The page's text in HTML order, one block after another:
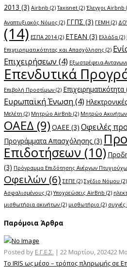
2013 (3) Airbnb (2) Taxisnet (2) Έλεγχοι Airbnb
Αναπτυξιακός Νόμος (2) ΓΓΠΣ (3) ΓΕΜΗ (2)
(14) ΕΣΠΑ 2014 (2) ΕΤΕΑΝ (3) Ελλάδα (2)
Επιχειρηματικότητας και Απασχόλησης (2)
Επιχειρήσεων (4) Εξωστρέφεια-
Επενδυτικά
Επιβολή Προστίμων (2) Επιχειρηματικότητα
Ευρωπαϊκή Ένωση(4)
Μελέτη (2) Μητρώο AirBnb (2) Μητρώο
ΟΑΕΔ (9) ΟΑΕΕ (3) Οφειλές
Προγράμματα Απασχόλησης (3)
Επιδοτήσεων (10)
(3) Πρόγραμμα Επιδότησης Ανέργων
Οφειλών (6) ΣΕΠΕ (2) Σχέδιο Νόμου (2)
Ασφαλισμένους (2) Υποχρεώσεις AirBnb (2)
μισθωτήρια ακινήτων (2) μισθωτήριο (2)
Παρόμοια Άρθρα
Posted by Ε.Γ.Ε.Σ. | 22 Μαρτίου, 202422
Το IRIS ως μέσο – τρόπος πληρωμής σε